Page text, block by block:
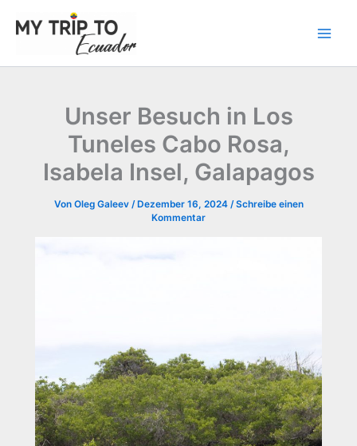
Inhalt
Unser Besuch in Los
Tuneles Cabo Rosa,
Isabela Insel, Galapagos
Von Oleg Galeev / Dezember 16, 2024 /Schreibe einen
Kommentar